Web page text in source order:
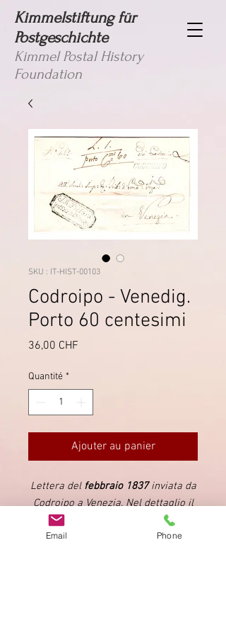
Kimmelstiftung für
Postgeschichte
Kimmel Postal History
Foundation
SKU : IT-HIST-00103
Codroipo - Venedig.
Porto 60 centesimi
36,00 CHF
Quantité *
Ajouter au panier
Lettera del febbraio 1837inviata da
Codroipo a Venezia. Nel dettaglio il
peso della lettera (1 lotto) e relativo
porto pagato dal destinatario (60
Email Phone